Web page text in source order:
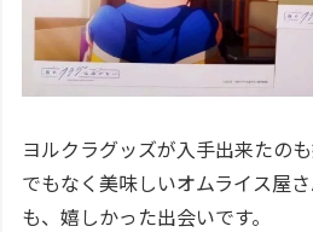
ヨルクラグッズが入手出来たの
でもなく美味しいオムライス屋
も、嬉しかった出会いです。